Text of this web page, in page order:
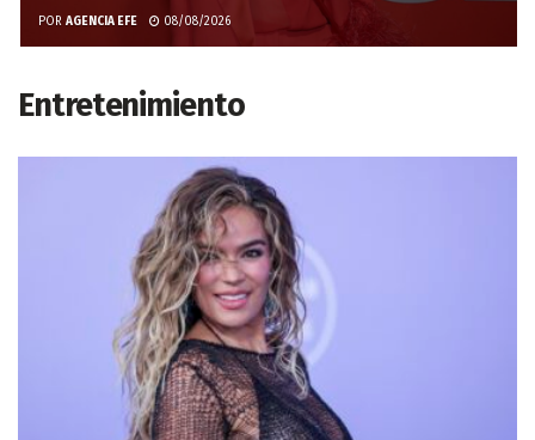
POR AGENCIA EFE 08/08/2026
Entretenimiento